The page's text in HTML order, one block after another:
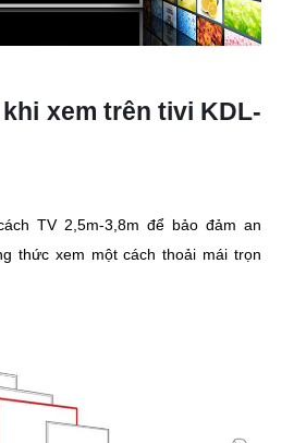
xem trên tivi KDL-
TV 2,5m-3,8m để bảo đảm an
thức xem một cách thoải mái trọn